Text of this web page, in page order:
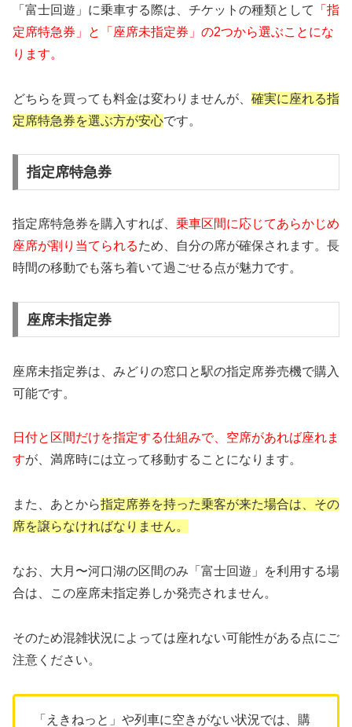
「富士回遊」に乗車する際は、チケットの種類として
「指
定席特急券」と「座席未指定券」の2つから選ぶことにな
ります。
どちらを買っても料金は変わりませんが、 確実に座れる指
定席特急券を選ぶ方が安心です。
指定席特急券
指定席特急券を購入すれば、 乗車区間に応じてあらかじめ
座席が割り当てられるため、自分の席が確保されます。長
時間の移動でも落ち着いて過ごせる点が魅力です。
座席未指定券
座席未指定券は、みどりの窓口と駅の指定席券売機で購入
可能です。
日付と区間だけを指定する仕組みで、空席があれば座れま
すが、満席時には立って移動することになります。
また、あとから指定席券を持った乗客が来た場合は、その
席を譲らなければなりません。
なお、大月〜河口湖の区間のみ「富士回遊」を利用する場
合は、この座席未指定券しか発売されません。
そのため混雑状況によっては座れない可能性がある点にご
注意ください。
「えきねっと」や列車に空きがない状況では、購